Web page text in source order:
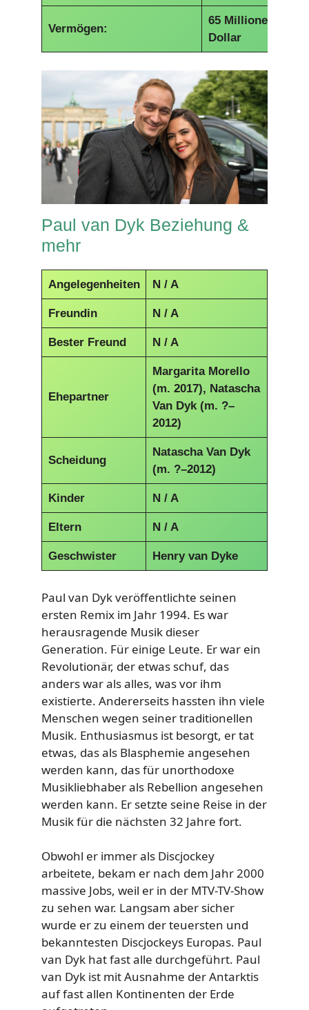
Vermögen:
65 Millionen
Dollar
Paul van Dyk Beziehung &
mehr
Angelegenheiten N / A
Freundin N / A
Bester Freund N / A
Ehepartner
Margarita Morello
(m. 2017), Natascha
Van Dyk (m. ?–
2012)
Scheidung
Natascha Van Dyk
(m. ?–2012)
Kinder N / A
Eltern N / A
Geschwister Henry van Dyke
Paul van Dyk veröffentlichte seinen
ersten Remix im Jahr 1994. Es war
herausragende Musik dieser
Generation. Für einige Leute. Er war ein
Revolutionär, der etwas schuf, das
anders war als alles, was vor ihm
existierte. Andererseits hassten ihn viele
Menschen wegen seiner traditionellen
Musik. Enthusiasmus ist besorgt, er tat
etwas, das als Blasphemie angesehen
werden kann, das für unorthodoxe
Musikliebhaber als Rebellion angesehen
werden kann. Er setzte seine Reise in der
Musik für die nächsten 32 Jahre fort.
Obwohl er immer als Discjockey
arbeitete, bekam er nach dem Jahr 2000
massive Jobs, weil er in der MTV-TV-Show
zu sehen war. Langsam aber sicher
wurde er zu einem der teuersten und
bekanntesten Discjockeys Europas. Paul
van Dyk hat fast alle durchgeführt. Paul
van Dyk ist mit Ausnahme der Antarktis
auf fast allen Kontinenten der Erde